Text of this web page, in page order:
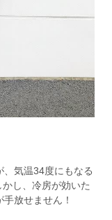
気温34度にもなる
し、冷房が効いた
放せません！